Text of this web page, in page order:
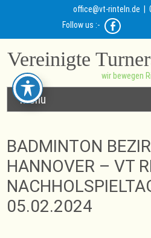
office@vt-rinteln.de |
Follow us :-
Vereinigte
wir bewegen
Menu
BADMINTON
HANNOVER – VT
05.02.2024